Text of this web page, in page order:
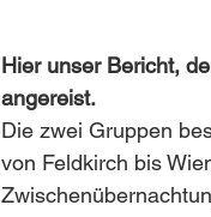
Hier unser Bericht,
angereist.
Die zwei Gruppen
von Feldkirch bis